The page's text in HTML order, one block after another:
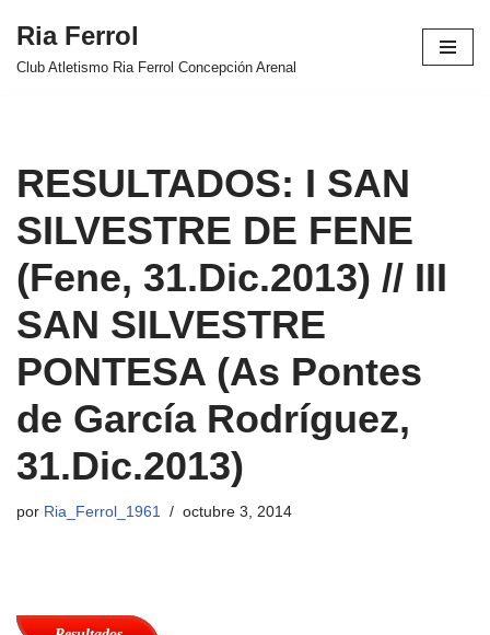
Saltar
Ria Ferrol
Club Atletismo Ria Ferrol Concepción Arenal
RESULTADOS: I SAN
SILVESTRE DE FENE
(Fene, 31.Dic.2013) // III
SAN SILVESTRE
PONTESA (As Pontes
de García Rodríguez,
31.Dic.2013)
por Ria_Ferrol_1961 octubre 3, 2014